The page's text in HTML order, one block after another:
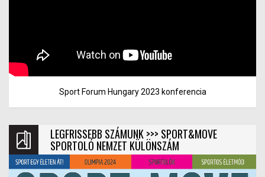
Sport Forum Hungary 2023 konferencia
LEGFRISSEBB SZÁMUNK >>> SPORT&MOVE
SPORTOLÓ NEMZET KÜLÖNSZÁM